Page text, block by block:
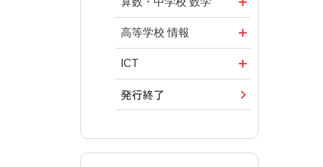
しみかた～
図工のみかた
美術館
ABCシリーズ
その他の教育
どうする？と
くだ先生！
―マンガで考
どうする？と
くだ先生！2
マンガでわか
る社会科授
社会科NAVIプ
ラス
ABCシリーズ
ROOT
習状況調査
教科書活用の
ポイント
算数授業のス
高等学校 情報
n
情報科プラス
その他の教育
資料
ICT
つなぐ つなが
る ICT
その他の教育
資料
発行終了